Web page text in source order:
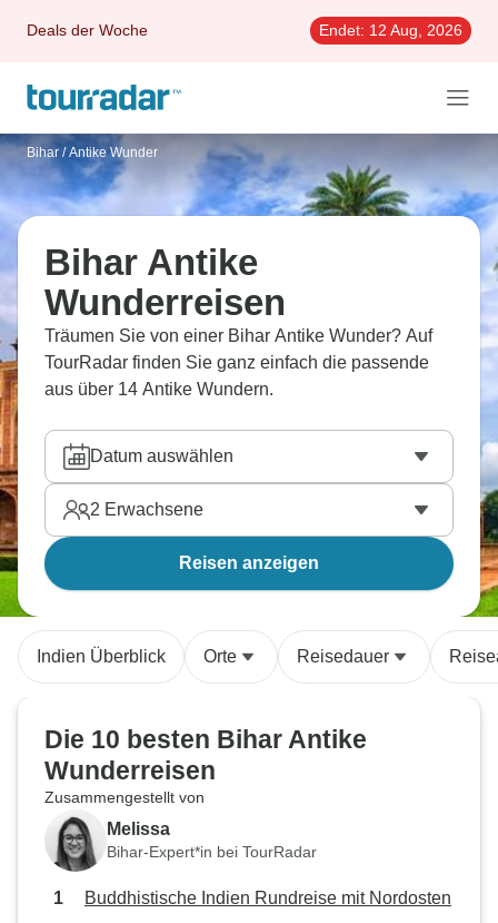
Deals der Woche Endet: 12 Aug, 2026
Bihar / Antike Wunder
Bihar Antike
Wunderreisen
Träumen Sie von einer Bihar Antike Wunder? Auf
TourRadar finden Sie ganz einfach die passende
aus über 14 Antike Wundern.
Datum auswählen
2 Erwachsene
Reisen anzeigen
Indien Überblick Orte Reisedauer
Die 10 besten Bihar Antike
Wunderreisen
Zusammengestellt von
Melissa
Bihar-Expert*in bei TourRadar
Buddhistische Indien Rundreise mit Nordosten